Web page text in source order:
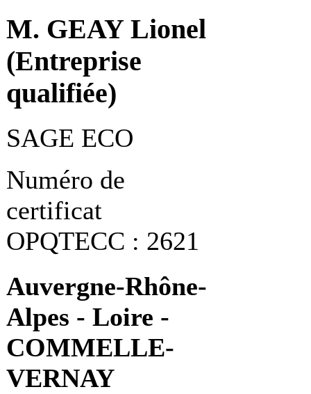
M. GEAY Lionel
(Entreprise
qualifiée)
SAGE ECO
Numéro de
certificat
OPQTECC : 2621
Auvergne-Rhône-
Alpes - Loire -
COMMELLE-
VERNAY